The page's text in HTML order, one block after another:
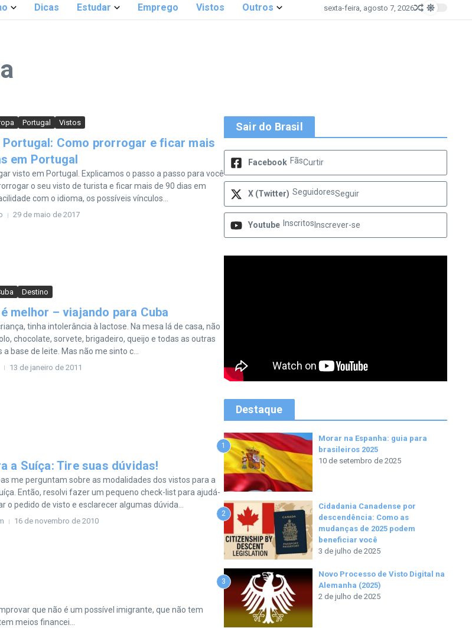
Dicas Estudar Emprego Vistos Outros sexta-feira, agosto 7, 2026
Portugal Vistos
Como prorrogar e ficar mais
em Portugal
visto em Portugal. Explicamos o passo a passo para você
o seu visto de turista e ficar mais de 90 dias em
com o idioma, os possíveis vínculos...
29 de maio de 2017
Destino
melhor – viajando para Cuba
tinha intolerância à lactose. Na mesa lá de casa, não
chocolate, sorvete, brigadeiro, queijo e todas as outras
base de leite. Mas não me sinto c...
13 de janeiro de 2011
a Suíça: Tire suas dúvidas!
me perguntam sobre as modalidades dos vistos para a
Então, resolvi fazer um pequeno check-list para ajudá-
o pedido de visto e esclarecer algumas dúvida...
16 de novembro de 2010
que não é um possível imigrante, que não tem
meios financei...
Sair do Brasil
Facebook FãsCurtir
X (Twitter) SeguidoresSeguir
Youtube Inscritos Inscrever-se
Destaque
1
Morar na Espanha: guia para
brasileiros 2025
10 de setembro de 2025
2
Cidadania Canadense por
descendência: Como as
mudanças de 2025 podem
beneficiar você
3 de julho de 2025
3
Novo Processo de Visto Digital na
Alemanha (2025)
2 de julho de 2025